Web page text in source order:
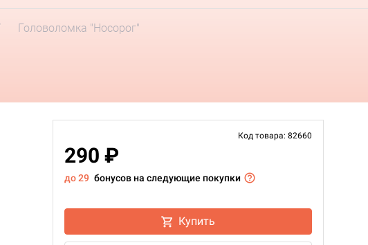
Головоломка "Носорог"
Код товара: 82660
290 ₽
до 29 бонусов на следующие покупки
Купить